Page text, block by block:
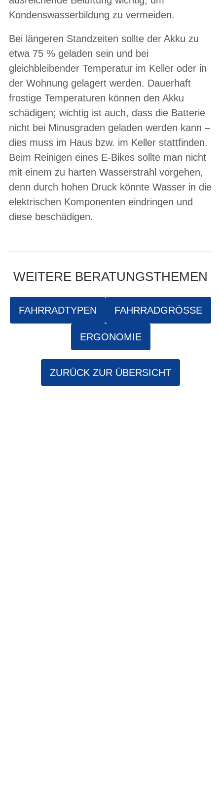
Kondenswasserbildung zu vermeiden.
Bei längeren Standzeiten sollte der Akku zu
etwa 75 % geladen sein und bei
gleichbleibender Temperatur im Keller oder in
der Wohnung gelagert werden. Dauerhaft
frostige Temperaturen können den Akku
schädigen; wichtig ist auch, dass die Batterie
nicht bei Minusgraden geladen werden kann –
dies muss im Haus bzw. im Keller stattfinden.
Beim Reinigen eines E-Bikes sollte man nicht
mit einem zu harten Wasserstrahl vorgehen,
denn durch hohen Druck könnte Wasser in die
elektrischen Komponenten eindringen und
diese beschädigen.
WEITERE BERATUNGSTHEMEN
FAHRRADTYPEN FAHRRADGRÖSSE
ERGONOMIE
ZURÜCK ZUR ÜBERSICHT